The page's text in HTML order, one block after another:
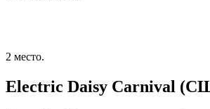
2 место.
Electric Daisy Carnival